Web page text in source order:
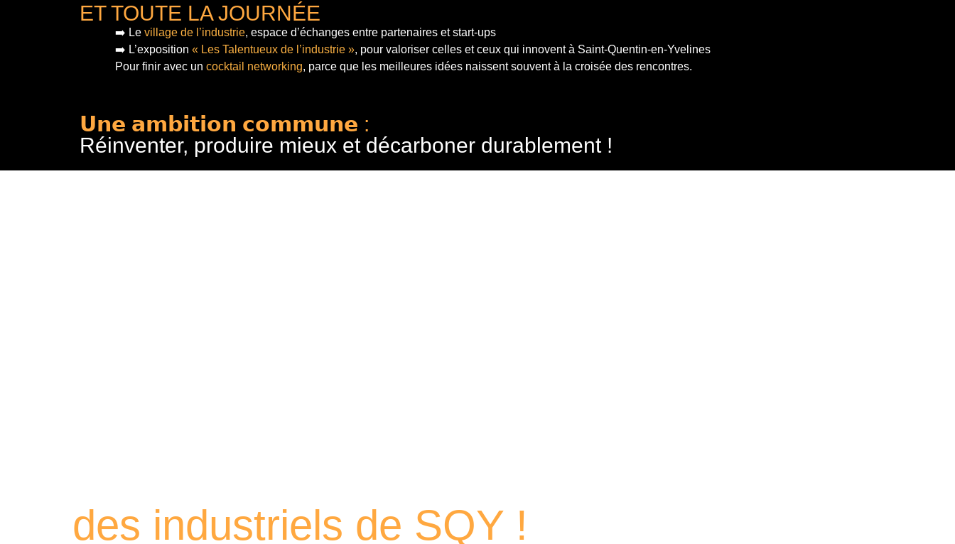
ET TOUTE LA JOURNÉE
➡️ Le village de l’industrie, espace d’échanges entre partenaires et start-ups
➡️ L’exposition « Les Talentueux de l’industrie », pour valoriser celles et ceux qui innovent à Saint-Quentin-en-Yvelines
Pour finir avec un cocktail networking, parce que les meilleures idées naissent souvent à la croisée des rencontres.
𝗨𝗻𝗲 𝗮𝗺𝗯𝗶𝘁𝗶𝗼𝗻 𝗰𝗼𝗺𝗺𝘂𝗻𝗲 :
Réinventer, produire mieux et décarboner durablement !
des industriels de SQY !